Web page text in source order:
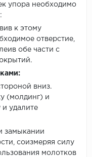
упора необходимо
к этому
отверстие,
обе части с
вниз.
(молдинг) и
и удалите
замыкании
соизмеряя силу
молотков